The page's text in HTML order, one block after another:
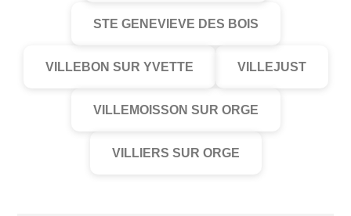
STE GENEVIEVE DES BOIS
VILLEBON SUR YVETTE VILLEJUST
VILLEMOISSON SUR ORGE
VILLIERS SUR ORGE